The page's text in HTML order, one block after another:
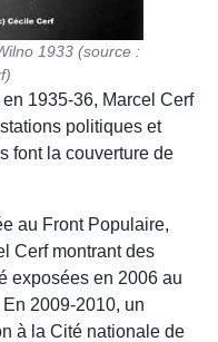
1933 (source :
1935-36, Marcel Cerf
politiques et
font la couverture de
au Front Populaire,
Cerf montrant des
exposées en 2006 au
2009-2010, un
à la Cité nationale de